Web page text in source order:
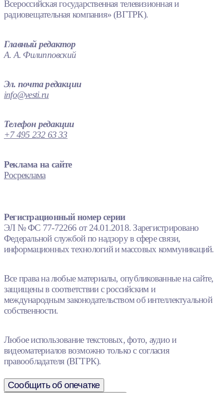
Всероссийская государственная телевизионная и
радиовещательная компания» (ВГТРК).
Главный редактор
А. А. Филипповский
Эл. почта редакции
info@vesti.ru
Телефон редакции
+7 495 232 63 33
Реклама на сайте
Росреклама
Регистрационный номер серии
ЭЛ № ФС 77-72266 от 24.01.2018. Зарегистрировано
Федеральной службой по надзору в сфере связи,
информационных технологий и массовых коммуникаций.
Все права на любые материалы, опубликованные на сайте,
защищены в соответствии с российским и
международным законодательством об интеллектуальной
собственности.
Любое использование текстовых, фото, аудио и
видеоматериалов возможно только с согласия
правообладателя (ВГТРК).
Сообщить об опечатке